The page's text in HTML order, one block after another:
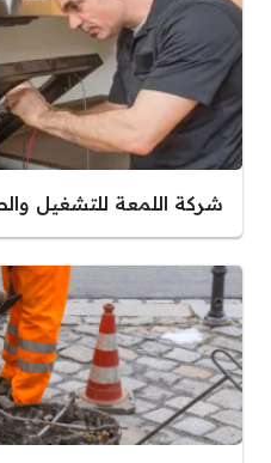
شركة اللمعة للتشغيل